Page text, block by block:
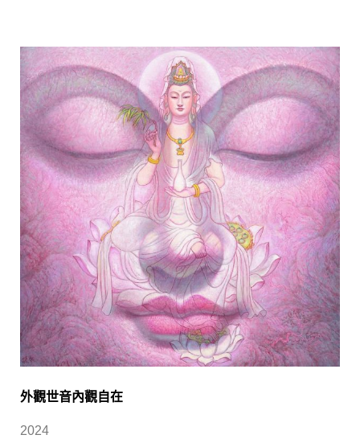
外觀世音內觀自在
2024